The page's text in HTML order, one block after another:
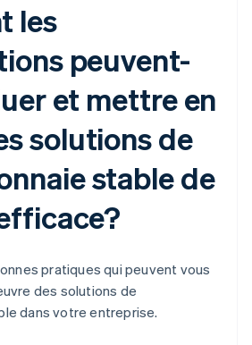
les
peuvent-
et mettre en
solutions de
stable de
pratiques qui peuvent vous
des solutions de
dans votre entreprise.